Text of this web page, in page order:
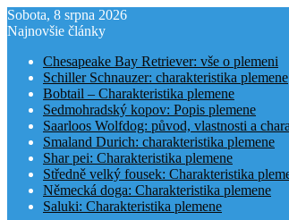
Sobota, 8 srpna 2026
Najnovšie články
Chesapeake Bay Retriever: vše o plemeni
Schiller Schnauzer: charakteristika plemene
Bobtail – Charakteristika plemene
Sedmohradský kopov: Popis plemene
Saarloos Wolfdog: původ, vlastnosti a
Smaland Durich: charakteristika plemene
Shar pei: Charakteristika plemene
Středně velký fousek: Charakteristika
Německá doga: Charakteristika plemene
Saluki: Charakteristika plemene